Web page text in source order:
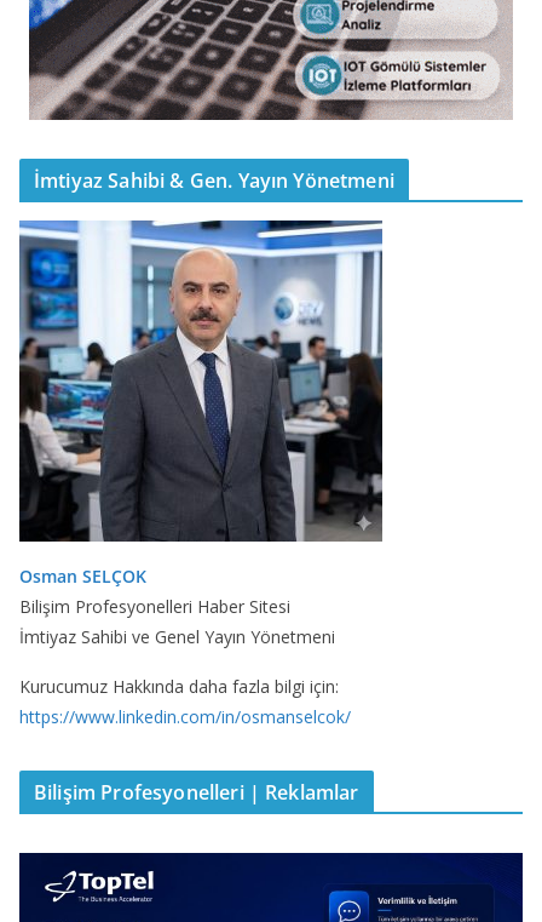
İmtiyaz Sahibi & Gen. Yayın Yönetmeni
Osman SELÇOK
Bilişim Profesyonelleri Haber Sitesi
İmtiyaz Sahibi ve Genel Yayın Yönetmeni
Kurucumuz Hakkında daha fazla bilgi için:
https://www.linkedin.com/in/osmanselcok/
Bilişim Profesyonelleri | Reklamlar